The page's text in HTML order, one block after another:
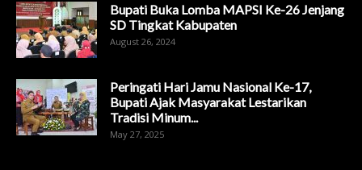
Bupati Buka Lomba MAPSI Ke-26 Jenjang
SD Tingkat Kabupaten
August 26, 2024
Peringati Hari Jamu Nasional Ke-17,
Bupati Ajak Masyarakat Lestarikan
Tradisi Minum...
May 27, 2025